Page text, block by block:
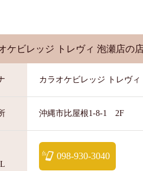
ケビレッジ トレヴィ 泡瀬店の
カラオケビレッジ トレヴィ
沖縄市比屋根1-8-1 2F
098-930-3040